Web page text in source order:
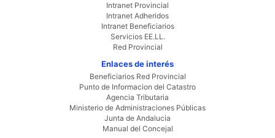
Intranet Provincial
Intranet Adheridos
Intranet Beneficiarios
Servicios EE.LL.
Red Provincial
Enlaces de interés
Beneficiarios Red Provincial
Punto de Informacion del Catastro
Agencia Tributaria
Ministerio de Administraciones Públicas
Junta de Andalucia
Manual del Concejal